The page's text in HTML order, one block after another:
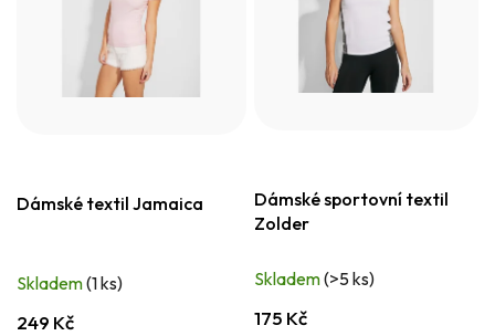
Dámské textil Jamaica
Skladem(1 ks)
249 Kč
Dámské sportovní textil
Zolder
Skladem(>5 ks)
175 Kč